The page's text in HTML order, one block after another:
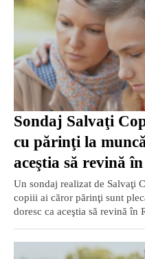
Sondaj Salvaţi
cu părinţi la
aceştia să revină
Un sondaj realizat de Salvaţi
copiii ai căror părinţi sunt
doresc ca aceştia să revină în